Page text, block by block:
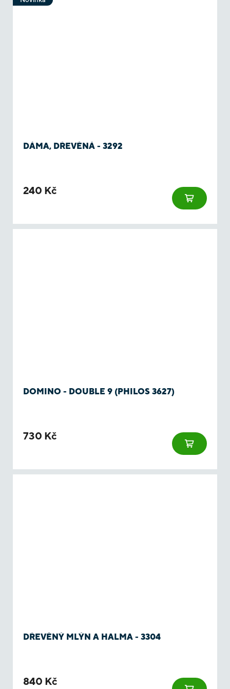
DÁMA, DŘEVĚNÁ - 3292
240 Kč
DOMINO - DOUBLE 9 (PHILOS 3627)
730 Kč
DŘEVĚNÝ MLÝN A HALMA - 3304
840 Kč